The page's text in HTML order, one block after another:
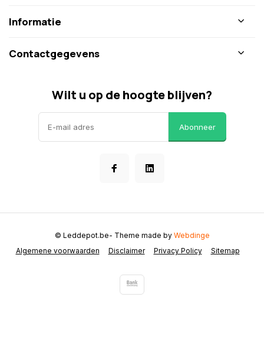
Informatie
Contactgegevens
Wilt u op de hoogte blijven?
Abonneer
Algemene voorwaarden Disclaimer Privacy Policy Sitemap
© Leddepot.be- Theme made by Webdinge